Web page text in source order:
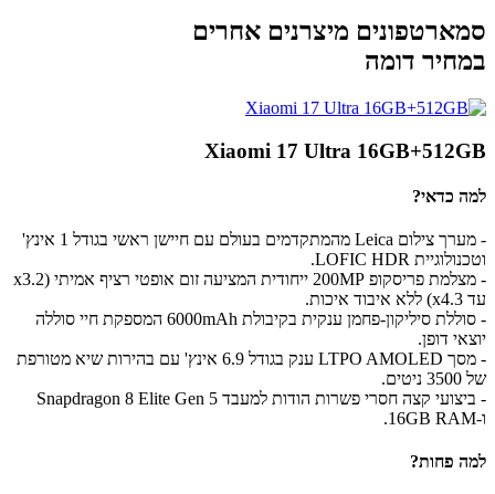
סמארטפונים מיצרנים אחרים
במחיר דומה
Xiaomi 17 Ultra 16GB+512GB
למה כדאי?
- מערך צילום Leica מהמתקדמים בעולם עם חיישן ראשי בגודל 1 אינץ'
וטכנולוגיית LOFIC HDR.
- מצלמת פריסקופ 200MP ייחודית המציעה זום אופטי רציף אמיתי (x3.2
עד x4.3) ללא איבוד איכות.
- סוללת סיליקון-פחמן ענקית בקיבולת 6000mAh המספקת חיי סוללה
יוצאי דופן.
- מסך LTPO AMOLED ענק בגודל 6.9 אינץ' עם בהירות שיא מטורפת
של 3500 ניטים.
- ביצועי קצה חסרי פשרות הודות למעבד Snapdragon 8 Elite Gen 5
ו-16GB RAM.
למה פחות?